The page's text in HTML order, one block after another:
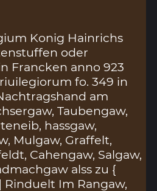
Konig Hainrichs
oder
Francken anno 923
fo. 349 in
am
Taubengaw,
hassgaw,
Mulgaw, Graffelt,
Cahengaw, Salgaw,
alss zu {
Im Rangaw,